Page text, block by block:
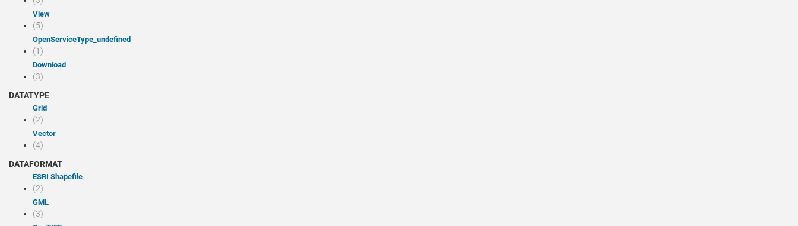
view
(5)
openServiceType_undefined
(1)
Download
(3)
DATATYPE
Grid
(2)
Vector
(4)
DATAFORMAT
ESRI Shapefile
(2)
GML
(3)